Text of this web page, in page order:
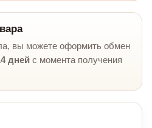
вы можете оформить обмен
дней с момента получения